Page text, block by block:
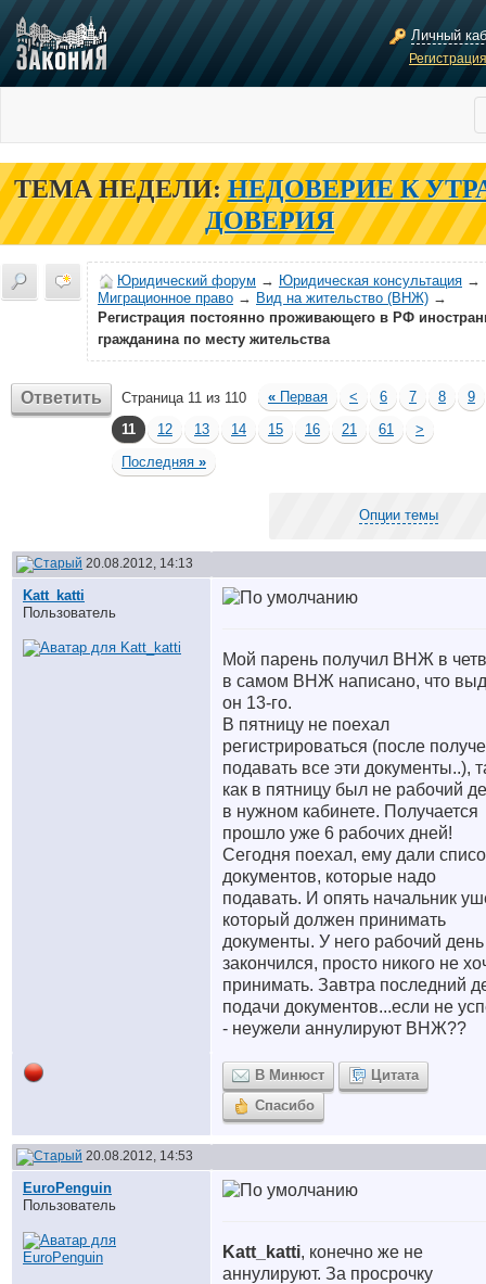
Личный
ТЕМА НЕДЕЛИ: НЕДОВЕРИЕ К
ДОВЕРИЯ
Юридический форум → Юридическая консультация →
Миграционное право → Вид на жительство (ВНЖ) →
Регистрация постоянно проживающего в РФ
гражданина по месту жительства
Ответить Страница 11 из 110 « Первая < 6 7 8
9
11
12 13 14 15 16 21 61
>
Последняя »
Опции темы
20.08.2012, 14:13
Katt_katti
Пользователь
Мой парень получил ВНЖ в
в самом ВНЖ написано, что
он 13-го.
В пятницу не поехал
регистрироваться (после
подавать все эти документы..),
как в пятницу был не рабочий
в нужном кабинете. Получается
прошло уже 6 рабочих дней!
Сегодня поехал, ему дали
документов, которые надо
подавать. И опять начальник
который должен принимать
документы. У него рабочий день
закончился, просто никого не
принимать. Завтра последний
подачи документов...если не
- неужели аннулируют ВНЖ??
В Минюст
Цитата
Спасибо
20.08.2012, 14:53
EuroPenguin
Пользователь
Katt_katti, конечно же не
аннулируют. За просрочку